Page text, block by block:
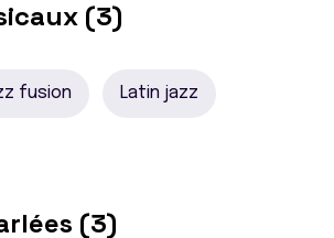
(3)
fusion Latin jazz
(3)